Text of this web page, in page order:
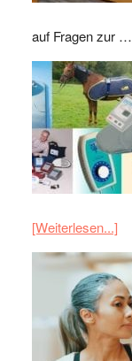
auf Fragen zur …
[Weiterlesen...]